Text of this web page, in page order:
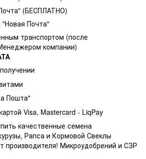
(БЕСПЛАТНО)
Почта"
транспортом (после
компании)
Пошта"
Visa, Mastercard - LiqPay
качественные семена
Рапса и Кормовой Свеклы
производителя! Микроудобрений и СЗР